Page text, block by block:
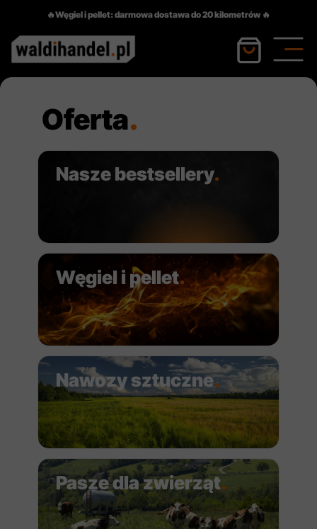
🔥Węgiel i pellet: darmowa dostawa do 20 kilometrów 🔥
Przycisk
Oferta.
Nasze bestsellery.
Węgiel i pellet.
Nawozy sztuczne.
Pasze dla zwierząt.